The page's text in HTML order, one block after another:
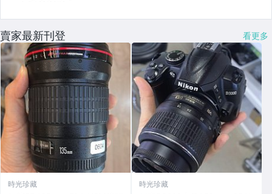
賣家最新刊登 看更多
時光珍藏 時光珍藏